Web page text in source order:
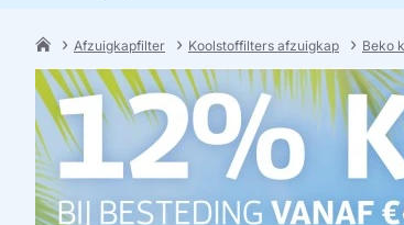
Afzuigkapfilter Koolstoffilters afzuigkap Beko